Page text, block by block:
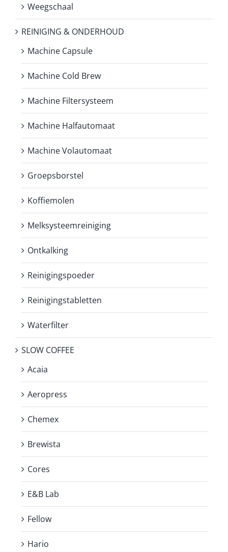
Weegschaal
REINIGING & ONDERHOUD
Machine Capsule
Machine Cold Brew
Machine Filtersysteem
Machine Halfautomaat
Machine Volautomaat
Groepsborstel
Koffiemolen
Melksysteemreiniging
Ontkalking
Reinigingspoeder
Reinigingstabletten
Waterfilter
SLOW COFFEE
Acaia
Aeropress
Chemex
Brewista
Cores
E&B Lab
Fellow
Hario